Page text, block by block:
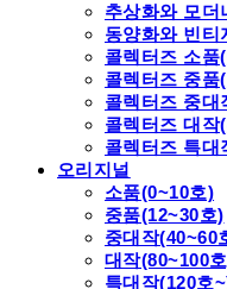
추상화와 모더
동양화와 빈티
콜렉터즈 소품
콜렉터즈 중품
콜렉터즈 중대
콜렉터즈 대작
콜렉터즈 특대
오리지널
소품(0~10호)
중품(12~30호)
중대작(40~60
대작(80~100
특대작(120호